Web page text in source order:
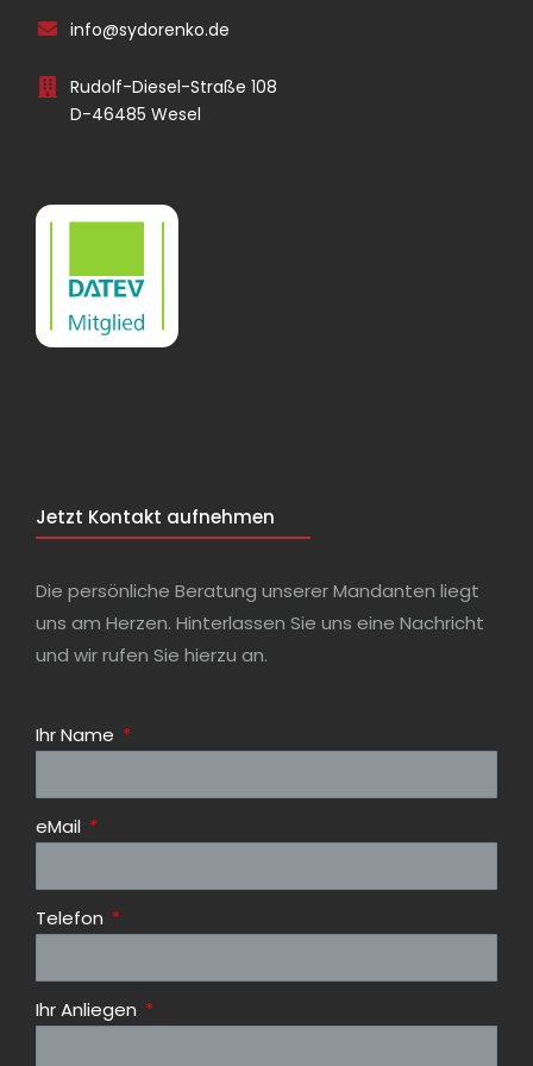
info@sydorenko.de
Rudolf-Diesel-Straße 108
D-46485 Wesel
Jetzt Kontakt aufnehmen
Die persönliche Beratung unserer Mandanten liegt
uns am Herzen. Hinterlassen Sie uns eine Nachricht
und wir rufen Sie hierzu an.
Ihr Name
eMail
Telefon
Ihr Anliegen